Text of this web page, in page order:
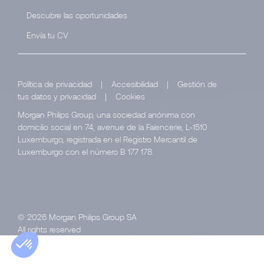
Descubre las oportunidades
Envía tu CV
Política de privacidad | Accesibilidad |
Gestión de
tus datos y privacidad
|
Cookies
Morgan Philips Group, una sociedad anónima con
domicilio social en 74, avenue de la Faïencerie, L-1510
Luxemburgo, registrada en el Registro Mercantil de
Luxemburgo con el número B 177 178.
© 2026 Morgan Philips Group SA
All rights reserved